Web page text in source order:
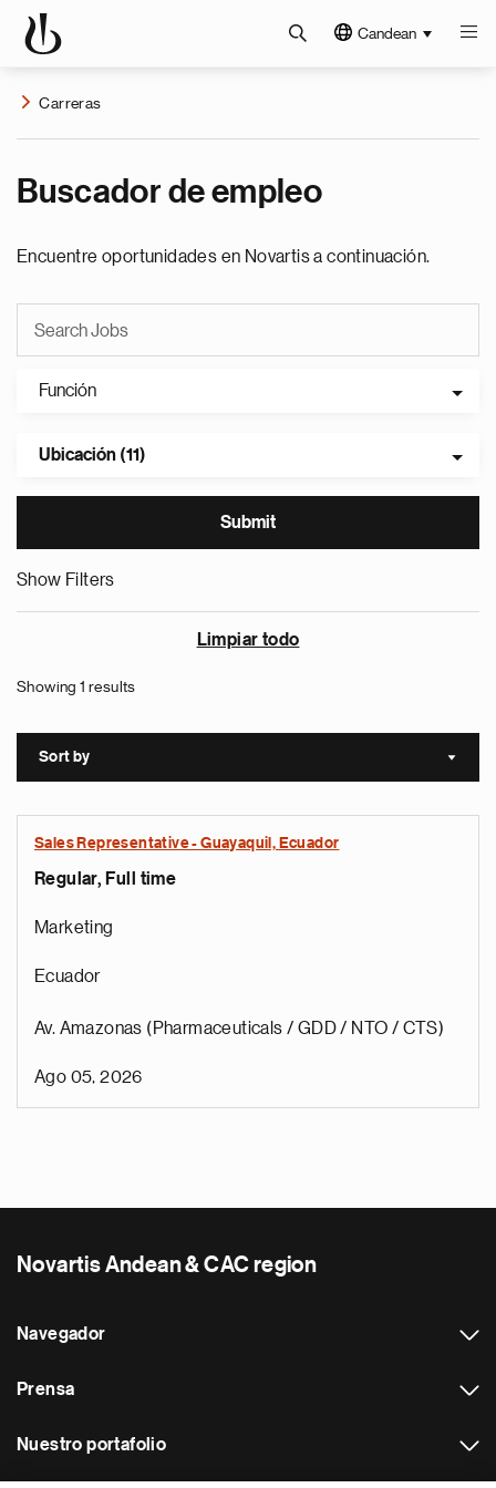
Candean
Carreras
Buscador de empleo
Encuentre oportunidades en Novartis a continuación.
Función
Ubicación (11)
Show Filters
Limpiar todo
Showing 1 results
Sort by Sort
Sales Representative - Guayaquil, Ecuador
Regular, Full time
Marketing
Ecuador
Av. Amazonas (Pharmaceuticals / GDD / NTO / CTS)
Ago 05, 2026
Novartis Andean & CAC region
Navegador
Prensa
Nuestro portafolio